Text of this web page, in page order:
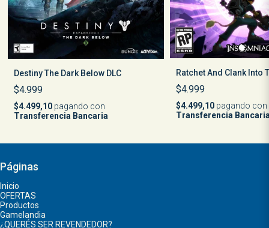
Destiny The Dark Below DLC
$4.999
$4.499,10pagando con
Transferencia Bancaria
Ratchet And Clank Into
$4.999
$4.499,10 pagando con
Transferencia
Páginas
Inicio
OFERTAS
Productos
Gamelandia
¿QUERÉS SER REVENDEDOR?